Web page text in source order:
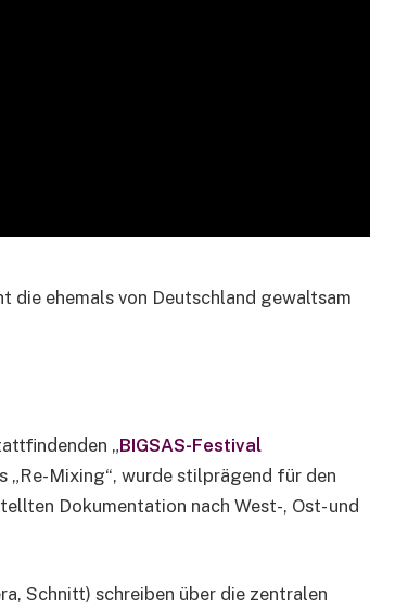
die ehemals von Deutschland gewaltsam
„BIGSAS-Festival
„Re-Mixing“, wurde stilprägend für den
Dokumentation nach West-, Ost- und
Schnitt) schreiben über die zentralen